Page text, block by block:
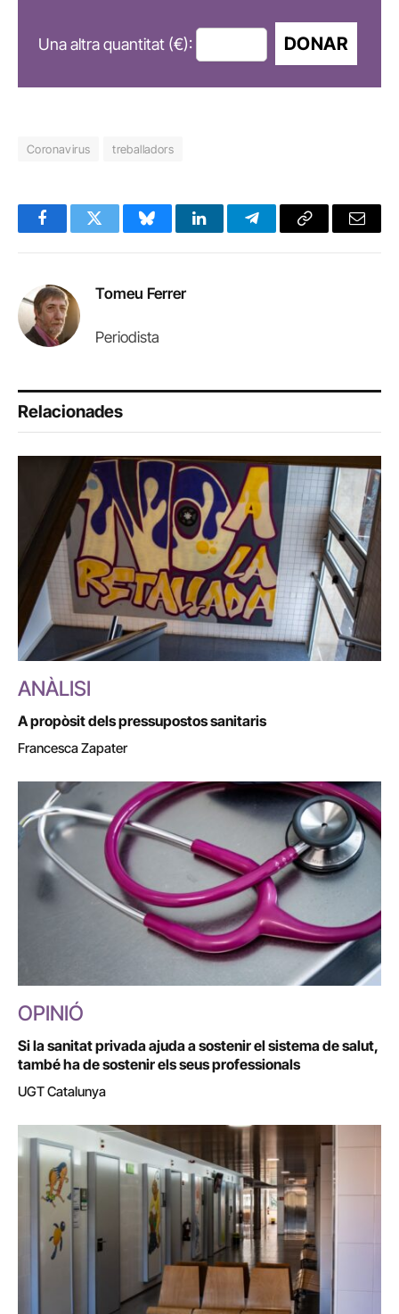
Una altra quantitat (€): DONAR
Coronavirus treballadors
FacebookTwitter BlueskyLinkedInTelegramCopy
Email
Tomeu Ferrer
Periodista
Relacionades
ANÀLISI
A propòsit dels pressupostos sanitaris
Francesca Zapater
OPINIÓ
Si la sanitat privada ajuda a sostenir el sistema de salut,
també ha de sostenir els seus professionals
UGT Catalunya